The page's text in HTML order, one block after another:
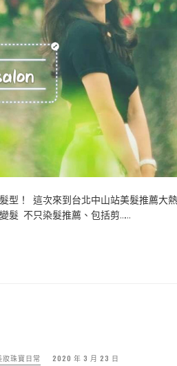
型！ 這次來到台北中山站美髮推薦
髮 不只染髮推薦、包括剪……
妝珠寶日常 2020 年 3 月 23 日